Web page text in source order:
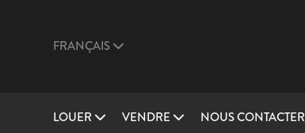
FRANÇAIS
LOUER VENDRE NOUS CONTACTER